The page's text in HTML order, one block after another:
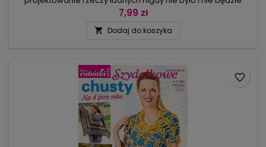
łatwe, dlatego szukasz inspiracji, kreatywnie analizujesz to,
przedstawiamy kolekcję zawieszek okiennych wykonanych w
7,99 zł
 Dodaj do koszyka
favorite_border